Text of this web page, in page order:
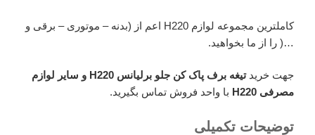
کاملترین مجموعه لوازم H220 اعم از (بدنه – موتوری – برقی و
…( را از ما بخواهید.
جهت خرید
تیغه برف پاک کن جلو برلیانس H220 و سایر لوازم
مصرفی H220
با واحد فروش تماس بگیرید.
توضیحات تکمیلی